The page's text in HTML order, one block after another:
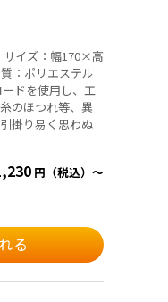
：ポリエステル
ドを使用し、工
のほつれ等、異
掛り易く思わぬ
円（税込）～